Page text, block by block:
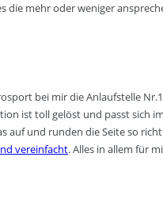
die mehr oder weniger
bei mir die Anlaufstelle
ist toll gelöst und passt
und runden die Seite so
vereinfacht. Alles in allem für